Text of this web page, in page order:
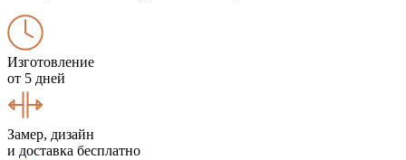
Изготовление
от 5 дней
Замер, дизайн
и доставка бесплатно